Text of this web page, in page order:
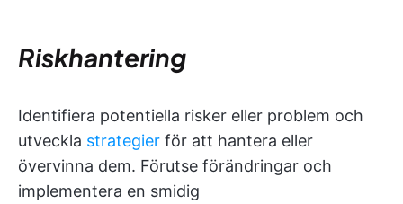
Riskhantering
Identifiera potentiella risker eller problem och
utveckla strategier för att hantera eller
övervinna dem. Förutse förändringar och
implementera en smidig